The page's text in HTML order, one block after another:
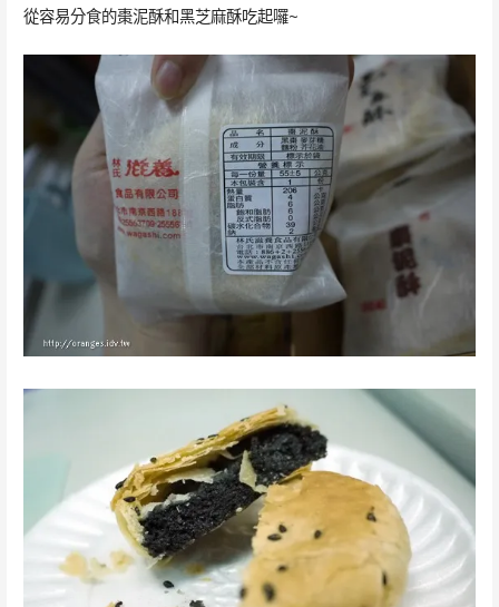
從容易分食的棗泥酥和黑芝麻酥吃起囉~